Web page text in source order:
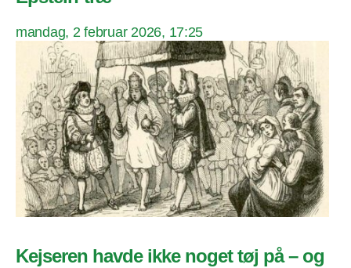
mandag, 2 februar 2026, 17:25
Kejseren havde ikke noget tøj på – og